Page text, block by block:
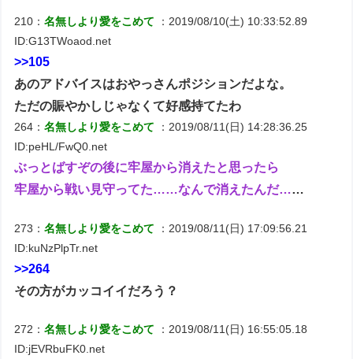
210：名無しより愛をこめて
：2019/08/10(土) 10:33:52.89
ID:G13TWoaod.net
>>105
あのアドバイスはおやっさんポジションだよな。
ただの賑やかしじゃなくて好感持てたわ
264：名無しより愛をこめて
：2019/08/11(日) 14:28:36.25
ID:peHL/FwQ0.net
ぶっとばすぞの後に牢屋から消えたと思ったら
牢屋から戦い見守ってた……なんで消えたんだ……
273：名無しより愛をこめて
：2019/08/11(日) 17:09:56.21
ID:kuNzPlpTr.net
>>264
その方がカッコイイだろう？
272：名無しより愛をこめて
：2019/08/11(日) 16:55:05.18
ID:jEVRbuFK0.net